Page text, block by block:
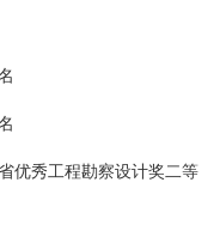
优秀工程勘察设计奖二等